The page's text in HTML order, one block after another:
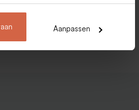
Aanpassen
alle Uitnodigingen